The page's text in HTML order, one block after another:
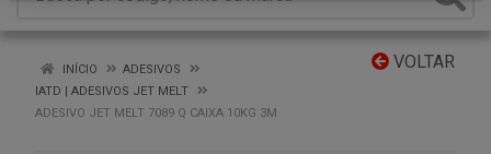
VOLTAR
INÍCIO
ADESIVOS
IATD | ADESIVOS JET MELT
ADESIVO JET MELT 7089 Q CAIXA 10KG 3M